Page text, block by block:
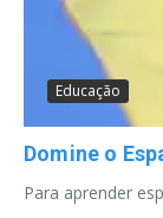
Educação
Domine o
Para aprender